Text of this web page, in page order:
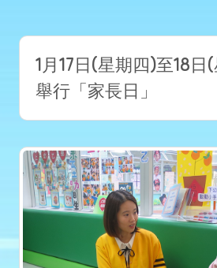
1月17日(星期四)至18日
舉行「家長日」